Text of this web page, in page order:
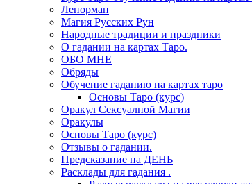
Ленорман
Магия Русских Рун
Народные традиции и праздники
О гадании на картах Таро.
ОБО МНЕ
Обряды
Обучение гаданию на картах таро
Основы Таро (курс)
Оракул Сексуалной Магии
Оракулы
Основы Таро (курс)
Отзывы о гадании.
Предсказание на ДЕНЬ
Расклады для гадания .